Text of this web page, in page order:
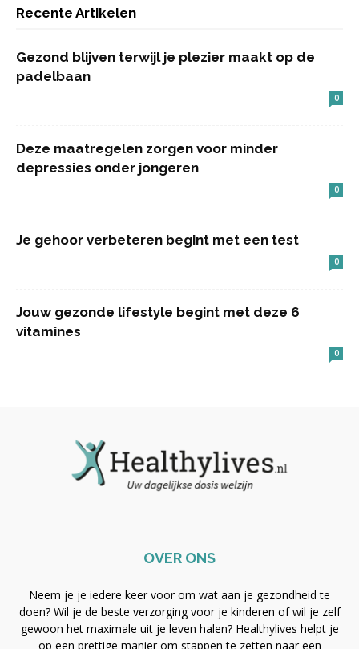
Recente Artikelen
Gezond blijven terwijl je plezier maakt op de
padelbaan
0
Deze maatregelen zorgen voor minder
depressies onder jongeren
0
Je gehoor verbeteren begint met een test
0
Jouw gezonde lifestyle begint met deze 6
vitamines
0
OVER ONS
Neem je je iedere keer voor om wat aan je gezondheid te
doen? Wil je de beste verzorging voor je kinderen of wil je zelf
gewoon het maximale uit je leven halen? Healthylives helpt je
op een prettige manier om stappen te zetten naar een